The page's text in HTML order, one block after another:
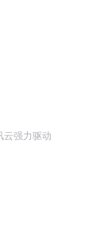
强力驱动